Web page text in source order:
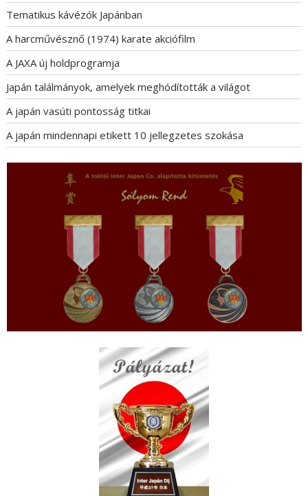
Tematikus kávézók Japánban
A harcművésznő (1974) karate akciófilm
A JAXA új holdprogramja
Japán találmányok, amelyek meghódították a világot
A japán vasúti pontosság titkai
A japán mindennapi etikett 10 jellegzetes szokása